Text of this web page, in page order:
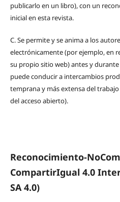
publicarlo en un libro), con un
inicial en esta revista.
C.Se permite y se anima a los
electrónicamente (por ejemplo, en
su propio sitio web) antes y
puede conducir a intercambios
temprana y más extensa del
del acceso abierto).
Reconocimiento-
CompartirIgual 4.0
SA 4.0)